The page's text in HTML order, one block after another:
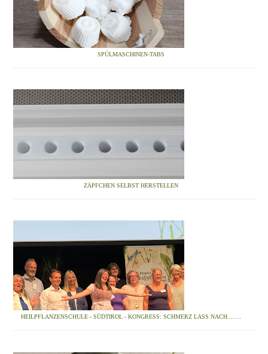
SPÜLMASCHINEN-TABS
ZÄPFCHEN SELBST HERSTELLEN
HEILPFLANZENSCHULE - SÜDTIROL - KONGRESS: SCHMERZ LASS NACH........